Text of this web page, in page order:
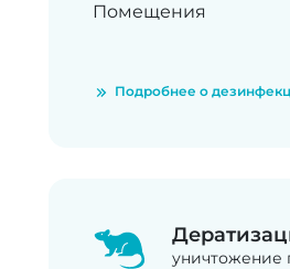
Помещения
Подробнее о
уничтожение